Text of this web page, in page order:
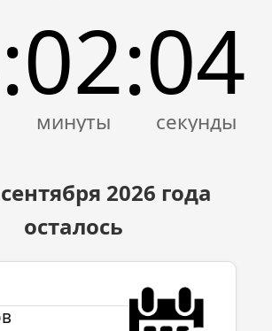
:02:04
2026 года
осталось